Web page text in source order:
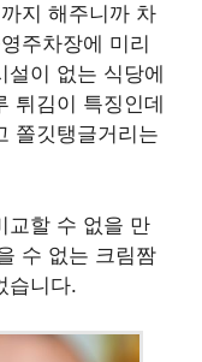
지 해주니까 차
주차장에 미리
설이 없는 식당에
튀김이 특징인데
쫄깃탱글거리는
교할 수 없을 만
수 없는 크림짬
습니다.